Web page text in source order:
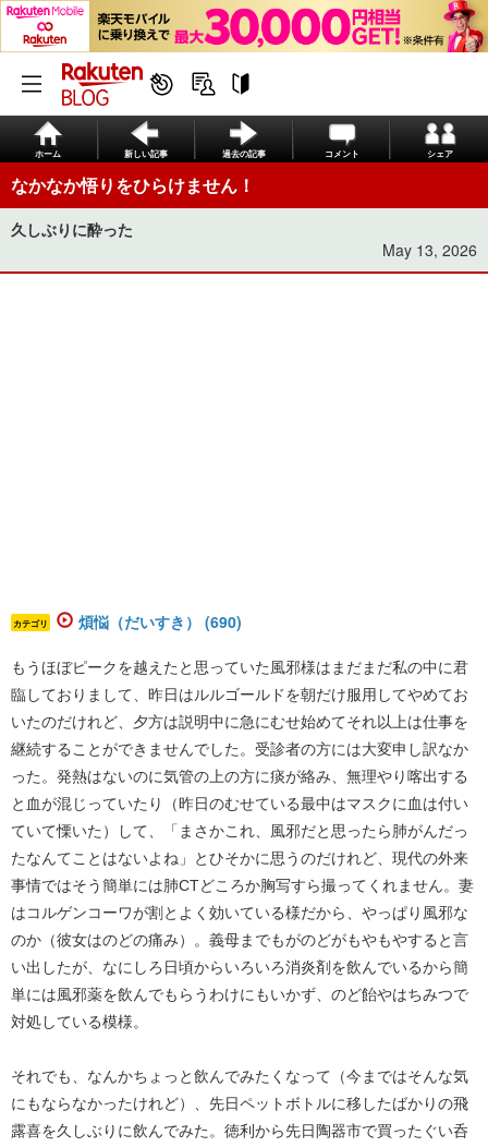
ホーム 新しい記事 過去の記事 コメント シェア
なかなか悟りをひらけません！
久しぶりに酔った
May 13, 2026
カテゴリ 煩悩（だいすき） (690)
もうほぼピークを越えたと思っていた風邪様はまだまだ私の中に君
臨しておりまして、昨日はルルゴールドを朝だけ服用してやめてお
いたのだけれど、夕方は説明中に急にむせ始めてそれ以上は仕事を
継続することができませんでした。受診者の方には大変申し訳なか
った。発熱はないのに気管の上の方に痰が絡み、無理やり喀出する
と血が混じっていたり（昨日のむせている最中はマスクに血は付い
ていて慄いた）して、「まさかこれ、風邪だと思ったら肺がんだっ
たなんてことはないよね」とひそかに思うのだけれど、現代の外来
事情ではそう簡単には肺CTどころか胸写すら撮ってくれません。妻
はコルゲンコーワが割とよく効いている様だから、やっぱり風邪な
のか（彼女はのどの痛み）。義母までもがのどがもやもやすると言
い出したが、なにしろ日頃からいろいろ消炎剤を飲んでいるから簡
単には風邪薬を飲んでもらうわけにもいかず、のど飴やはちみつで
対処している模様。
それでも、なんかちょっと飲んでみたくなって（今まではそんな気
にもならなかったけれど）、先日ペットボトルに移したばかりの飛
露喜を久しぶりに飲んでみた。徳利から先日陶器市で買ったぐい呑